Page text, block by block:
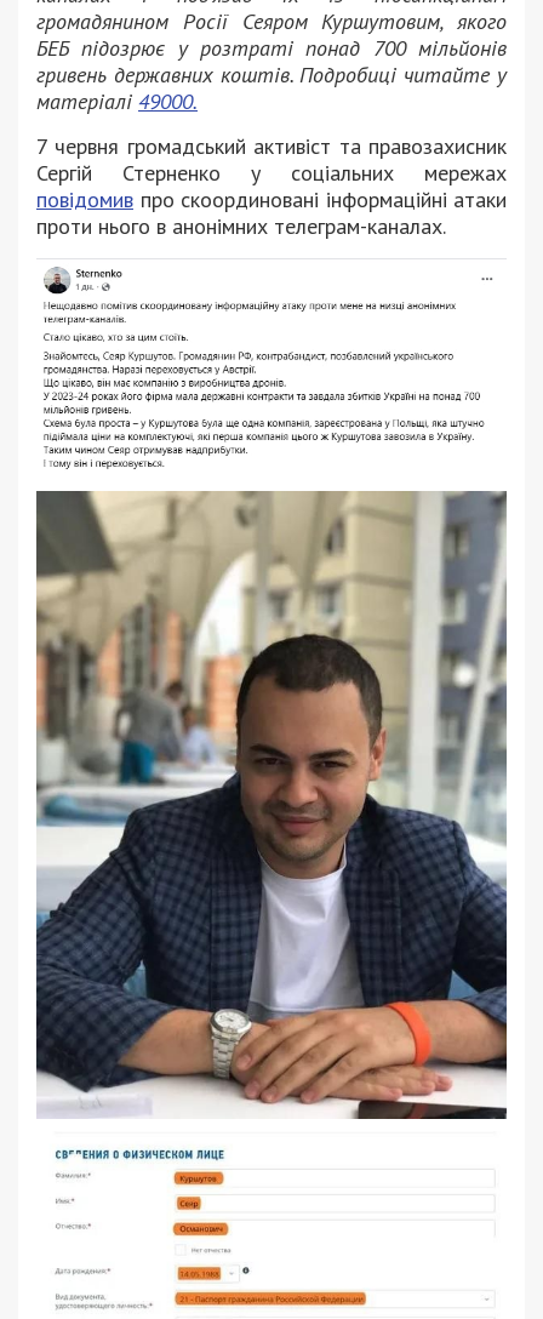
громадянином Росії Сеяром Куршутовим, якого
БЕБ підозрює у розтраті понад 700 мільйонів
гривень державних коштів. Подробиці читайте у
матеріалі 49000.
7 червня громадський активіст та правозахисник
Сергій Стерненко у соціальних мережах
повідомив про скоординовані інформаційні атаки
проти нього в анонімних телеграм-каналах.